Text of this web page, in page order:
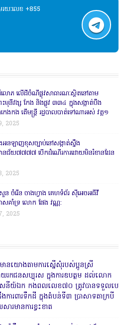
រយៈលេខ +855
ភ លើដីចំណីផ្លូវសាធារណៈស្ថិតនៅតាម
នីវង្ស កែង និងផ្លូវ ៣៣៤ ក្នុងសង្កាត់បឹង
ងកង តើមន្ត្រី រដ្ឋបាលបាត់ទៅណាអស់ វគ្គ១
2025
នឡាញខុសច្បាប់នៅសង្កាត់សឹ្ចង
ជ័យ៧៧៧៧ បើកដំណើរការដោយមិនរំខានដែន
2025
ន ចំរើន ចាងហ្វាង គេហទំព័រ ស៊ីអេចអធីវី
គាំទ្រ លោក ផែង វណ្ណ:
2025
ានយោងតាមការស្នើសុំរបស់ប្អូនស្រី
ាយរកជនសប្បុរស ក្នុងការឧបត្ថម ដល់លោក
នីយ៍ឯក កងពលលេខ៧០ ត្រូវបានទទួលបេ
ារពារទឹកដី ក្នុងតំបន់ទី៣ ប្រាសាទតាក្របី
រមានការខ្វះខាត